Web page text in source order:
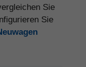
Sie
Sie